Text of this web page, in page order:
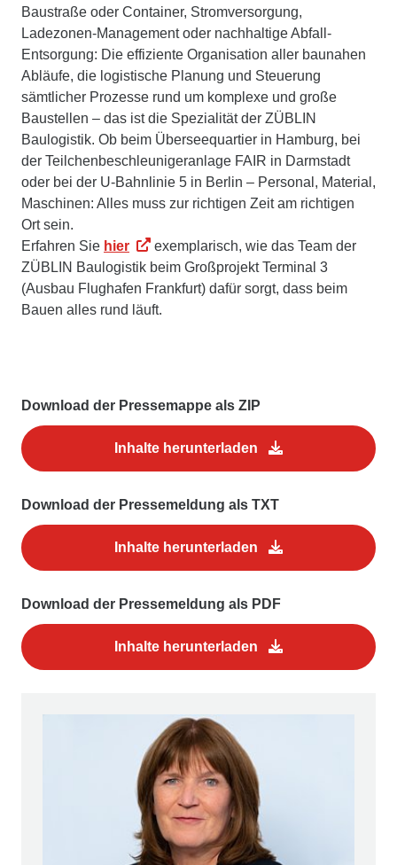
Baustraße oder Container, Stromversorgung,
Ladezonen-Management oder nachhaltige Abfall-
Entsorgung: Die effiziente Organisation aller baunahen
Abläufe, die logistische Planung und Steuerung
sämtlicher Prozesse rund um komplexe und große
Baustellen – das ist die Spezialität der ZÜBLIN
Baulogistik. Ob beim Überseequartier in Hamburg, bei
der Teilchenbeschleunigeranlage FAIR in Darmstadt
oder bei der U-Bahnlinie 5 in Berlin – Personal, Material,
Maschinen: Alles muss zur richtigen Zeit am richtigen
Ort sein.
Erfahren Sie hier
exemplarisch, wie das Team der
ZÜBLIN Baulogistik beim Großprojekt Terminal 3
(Ausbau Flughafen Frankfurt) dafür sorgt, dass beim
Bauen alles rund läuft.
Download der Pressemappe als ZIP
Inhalte herunterladen
Download der Pressemeldung als TXT
Inhalte herunterladen
Download der Pressemeldung als PDF
Inhalte herunterladen